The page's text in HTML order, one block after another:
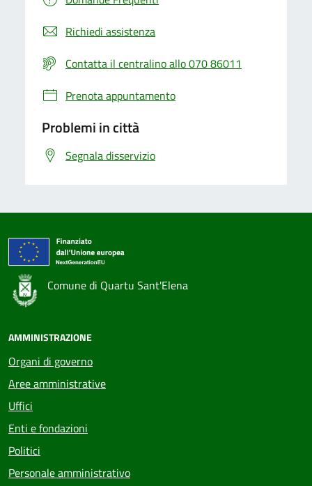
Richiedi assistenza
Contatta il centralino allo 070 86011
Prenota appuntamento
Problemi in città
Segnala disservizio
Comune di Quartu Sant'Elena
AMMINISTRAZIONE
Organi di governo
Aree amministrative
Uffici
Enti e fondazioni
Politici
Personale amministrativo